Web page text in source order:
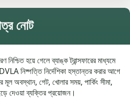
নোট
নিশ্চিত হয়ে গেলে ব্যাঙ্ক ট্রান্সফারের মাধ্যমে
নিষ্পত্তি নির্দেশিকা হস্তান্তর করার আগে
মূল অবস্থান, গেট, খোলার সময়, পার্কিং সীমা,
দেওয়া ব্যক্তির প্রয়োজন।